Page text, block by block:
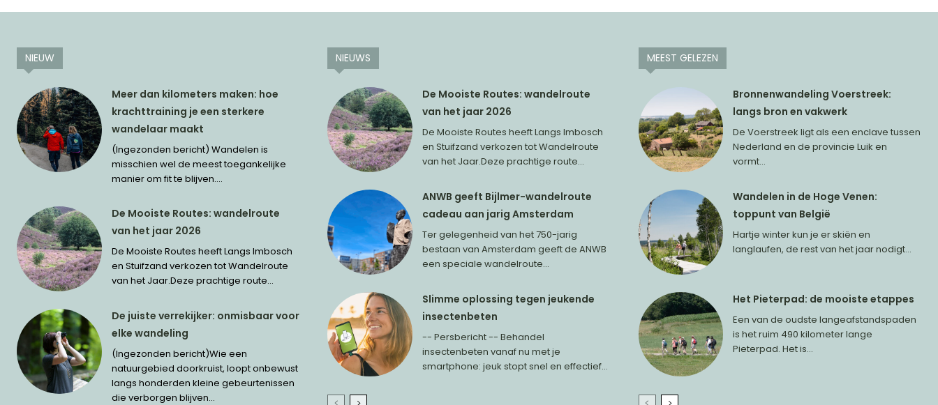
NIEUW
Meer dan kilometers maken: hoe
krachttraining je een sterkere
wandelaar maakt
(Ingezonden bericht) Wandelen is
misschien wel de meest toegankelijke
manier om fit te blijven....
De Mooiste Routes: wandelroute
van het jaar 2026
De Mooiste Routes heeft Langs Imbosch
en Stuifzand verkozen tot Wandelroute
van het Jaar.Deze prachtige route...
De juiste verrekijker: onmisbaar voor
elke wandeling
(Ingezonden bericht)Wie een
natuurgebied doorkruist, loopt onbewust
langs honderden kleine gebeurtenissen
die verborgen blijven...
NIEUWS
De Mooiste Routes: wandelroute
van het jaar 2026
De Mooiste Routes heeft Langs Imbosch
en Stuifzand verkozen tot Wandelroute
van het Jaar.Deze prachtige route...
ANWB geeft Bijlmer-wandelroute
cadeau aan jarig Amsterdam
Ter gelegenheid van het 750-jarig
bestaan van Amsterdam geeft de ANWB
een speciale wandelroute...
Slimme oplossing tegen jeukende
insectenbeten
-- Persbericht -- Behandel
insectenbeten vanaf nu met je
smartphone: jeuk stopt snel en effectief...
MEEST GELEZEN
Bronnenwandeling Voerstreek:
langs bron en vakwerk
De Voerstreek ligt als een enclave tussen
Nederland en de provincie Luik en
vormt...
Wandelen in de Hoge Venen:
toppunt van België
Hartje winter kun je er skiën en
langlaufen, de rest van het jaar nodigt...
Het Pieterpad: de mooiste etappes
Een van de oudste langeafstandspaden
is het ruim 490 kilometer lange
Pieterpad. Het is...